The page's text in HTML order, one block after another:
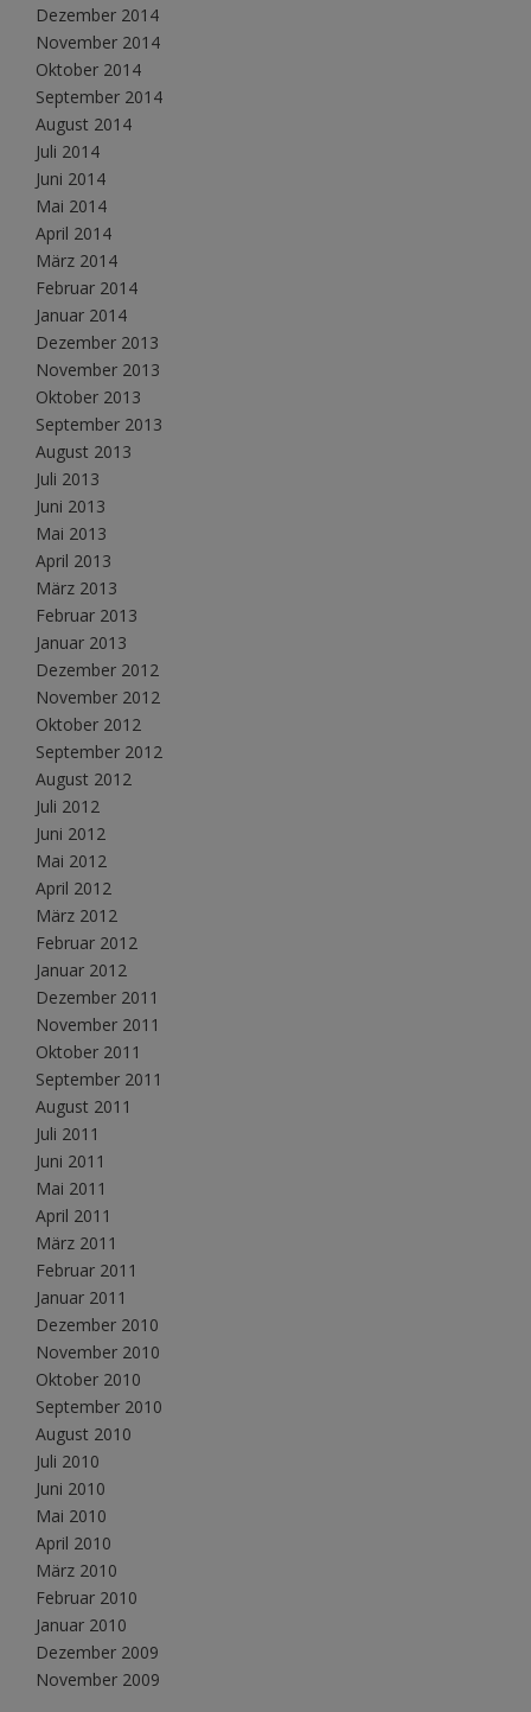
Dezember 2014
November 2014
Oktober 2014
September 2014
August 2014
Juli 2014
Juni 2014
Mai 2014
April 2014
März 2014
Februar 2014
Januar 2014
Dezember 2013
November 2013
Oktober 2013
September 2013
August 2013
Juli 2013
Juni 2013
Mai 2013
April 2013
März 2013
Februar 2013
Januar 2013
Dezember 2012
November 2012
Oktober 2012
September 2012
August 2012
Juli 2012
Juni 2012
Mai 2012
April 2012
März 2012
Februar 2012
Januar 2012
Dezember 2011
November 2011
Oktober 2011
September 2011
August 2011
Juli 2011
Juni 2011
Mai 2011
April 2011
März 2011
Februar 2011
Januar 2011
Dezember 2010
November 2010
Oktober 2010
September 2010
August 2010
Juli 2010
Juni 2010
Mai 2010
April 2010
März 2010
Februar 2010
Januar 2010
Dezember 2009
November 2009